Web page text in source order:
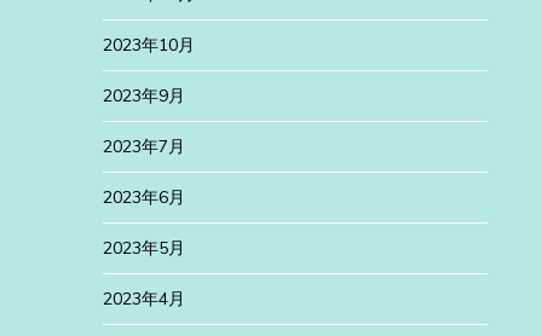
2023年10月
2023年9月
2023年7月
2023年6月
2023年5月
2023年4月